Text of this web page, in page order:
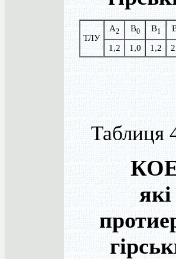
ТЛУ
A2 B0 B1
1,2 1,0 1,2
Таблиця